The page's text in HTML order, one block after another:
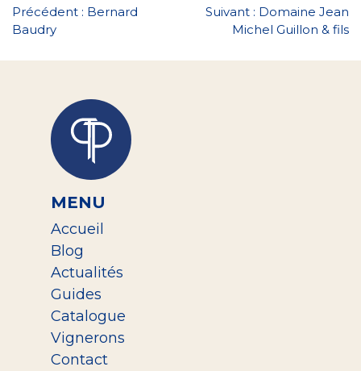
Navigation
de
Précédent : Bernard
Baudry
Suivant : Domaine Jean
Michel Guillon & fils
MENU
Accueil
Blog
Actualités
Guides
Catalogue
Vignerons
Contact